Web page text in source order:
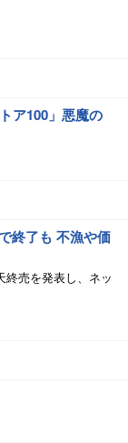
ア100」悪魔の
終了も 不漁や価
終売を発表し、ネッ